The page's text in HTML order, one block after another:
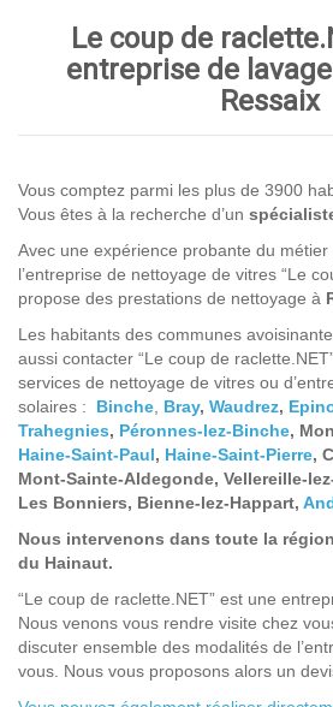
Le coup de
entreprise de
Ressaix
Vous comptez parmi les plus de 3900
Vous êtes à la recherche d’un
Avec une expérience probante du
l’entreprise de nettoyage de vitres “Le
propose des prestations de nettoyage à
Les habitants des communes
aussi contacter “Le coup de
services de nettoyage de vitres ou
solaires : Binche, Bray, Waudrez,
Trahegnies, Péronnes-lez-Binche,
Haine-Saint-Paul, Haine-Saint-Pierre,
Mont-Sainte-Aldegonde, Vellereille-
Les Bonniers, Bienne-lez-Happart,
Nous intervenons dans toute la
du Hainaut.
“Le coup de raclette.NET” est une
Nous venons vous rendre visite chez
discuter ensemble des modalités de
vous. Nous vous proposons alors un